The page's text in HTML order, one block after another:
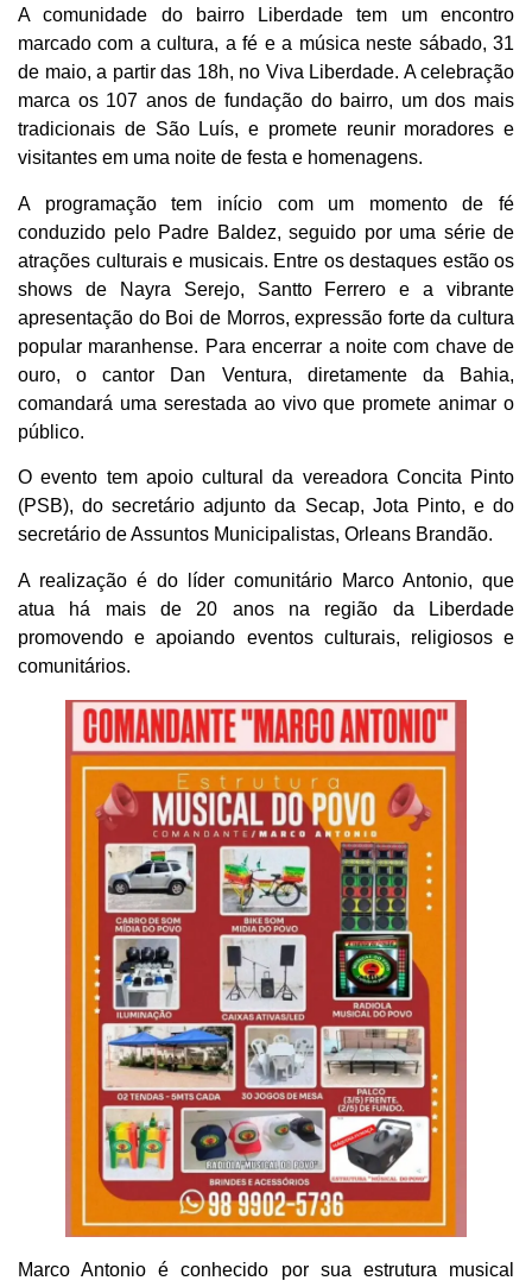
A comunidade do bairro Liberdade tem um encontro
marcado com a cultura, a fé e a música neste sábado, 31
de maio, a partir das 18h, no Viva Liberdade. A celebração
marca os 107 anos de fundação do bairro, um dos mais
tradicionais de São Luís, e promete reunir moradores e
visitantes em uma noite de festa e homenagens.
A programação tem início com um momento de fé
conduzido pelo Padre Baldez, seguido por uma série de
atrações culturais e musicais. Entre os destaques estão os
shows de Nayra Serejo, Santto Ferrero e a vibrante
apresentação do Boi de Morros, expressão forte da cultura
popular maranhense. Para encerrar a noite com chave de
ouro, o cantor Dan Ventura, diretamente da Bahia,
comandará uma serestada ao vivo que promete animar o
público.
O evento tem apoio cultural da vereadora Concita Pinto
(PSB), do secretário adjunto da Secap, Jota Pinto, e do
secretário de Assuntos Municipalistas, Orleans Brandão.
A realização é do líder comunitário Marco Antonio, que
atua há mais de 20 anos na região da Liberdade
promovendo e apoiando eventos culturais, religiosos e
comunitários.
Marco Antonio é conhecido por sua estrutura musical